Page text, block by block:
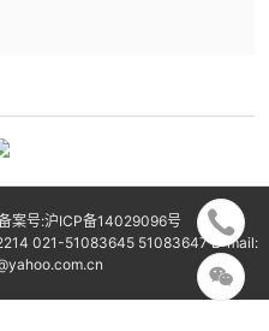
案号:沪ICP备14029096号
021-51083645 51083647 E-mail: